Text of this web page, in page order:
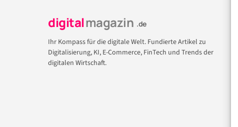
digitalmagazin .de
Ihr Kompass für die digitale Welt. Fundierte Artikel zu
Digitalisierung, KI, E-Commerce, FinTech und Trends der
digitalen Wirtschaft.